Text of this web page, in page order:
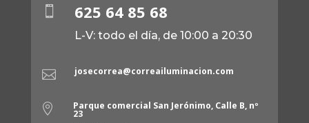
 625 64 85 68
L-V: todo el día, de 10:00 a 20:30
 josecorrea@correailuminacion.com
 Parque comercial San Jerónimo, Calle B, nº
23